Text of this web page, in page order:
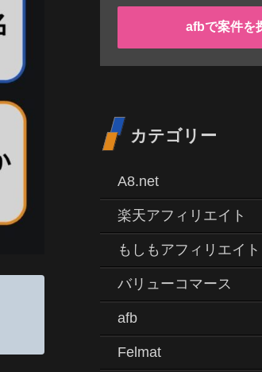
afbで案件を
カテゴリー
A8.net
楽天アフィリエイト
もしもアフィリエイト
バリューコマース
afb
Felmat